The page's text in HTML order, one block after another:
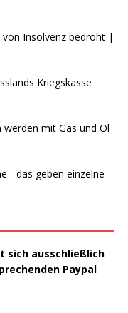
sich ausschließlich
Paypal